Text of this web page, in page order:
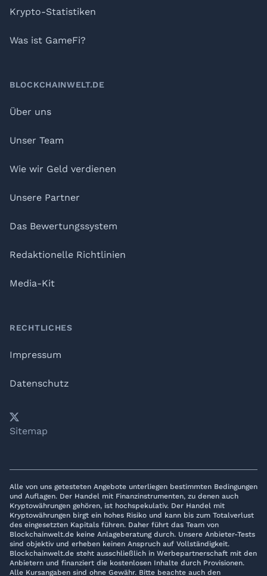
Krypto-Statistiken
Was ist GameFi?
BLOCKCHAINWELT.DE
Über uns
Unser Team
Wie wir Geld verdienen
Unsere Partner
Das Bewertungssystem
Redaktionelle Richtlinien
Media-Kit
RECHTLICHES
Impressum
Datenschutz
YouTube
𝕏LinkedIn
Telegram
Sitemap
Alle von uns getesteten Angebote unterliegen bestimmten Bedingungen
und Auflagen. Der Handel mit Finanzinstrumenten, zu denen auch
Kryptowährungen gehören, ist hochspekulativ. Der Handel mit
Kryptowährungen birgt ein hohes Risiko und kann bis zum Totalverlust
des eingesetzten Kapitals führen. Daher führt das Team von
Blockchainwelt.de keine Anlageberatung durch. Unsere Anbieter-Tests
sind objektiv und erheben keinen Anspruch auf Vollständigkeit.
Blockchainwelt.de steht ausschließlich in Werbepartnerschaft mit den
Anbietern und finanziert die kostenlosen Inhalte durch Provisionen.
Alle Kursangaben sind ohne Gewähr. Bitte beachte auch den